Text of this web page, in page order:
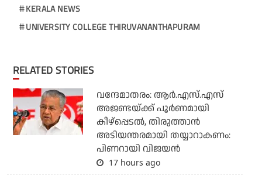
KERALA NEWS
UNIVERSITY COLLEGE THIRUVANANTHAPURAM
RELATED STORIES
വന്ദേമാതരം: ആര്‍.എസ്.എസ്
അജണ്ടയ്ക്ക് പൂര്‍ണമായി
കീഴ്‌പ്പെടല്‍, തിരുത്താന്‍
അടിയന്തരമായി തയ്യാറാകണം:
പിണറായി വിജയന്‍
17 hours ago